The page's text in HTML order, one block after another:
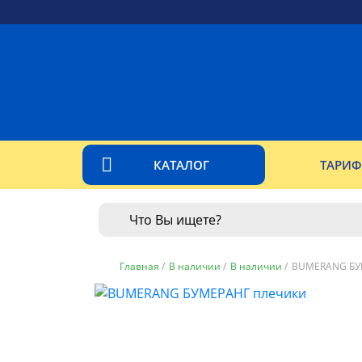
КАТАЛОГ
Главная / В наличии / В наличии / BUMERANG